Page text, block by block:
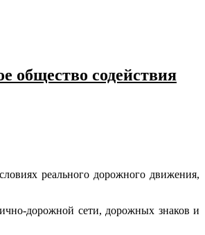
общество содействия
реального дорожного движения,
дорожной сети, дорожных знаков и